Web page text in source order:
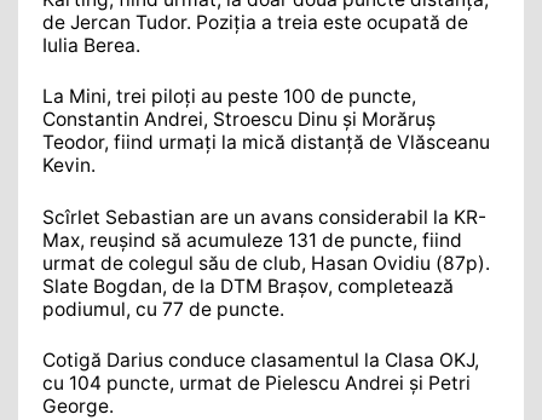
de Jercan Tudor. Poziţia a treia este ocupată de
Iulia Berea.
La Mini, trei piloţi au peste 100 de puncte,
Constantin Andrei, Stroescu Dinu şi Morăruş
Teodor, fiind urmaţi la mică distanţă de Vlăsceanu
Kevin.
Scîrlet Sebastian are un avans considerabil la KR-
Max, reuşind să acumuleze 131 de puncte, fiind
urmat de colegul său de club, Hasan Ovidiu (87p).
Slate Bogdan, de la DTM Braşov, completează
podiumul, cu 77 de puncte.
Cotigă Darius conduce clasamentul la Clasa OKJ,
cu 104 puncte, urmat de Pielescu Andrei şi Petri
George.